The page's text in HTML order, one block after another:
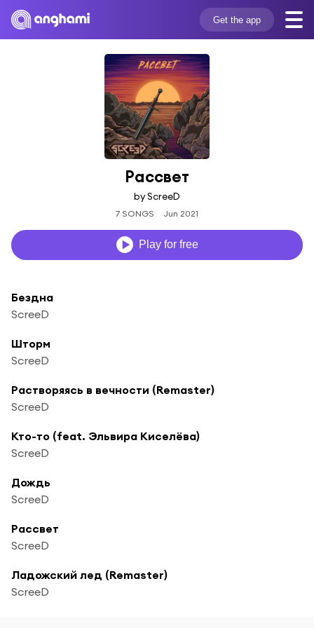
Get the app
Рассвет
by ScreeD
7 SONGS Jun 2021
Play for free
Бездна
ScreeD
Шторм
ScreeD
Растворяясь в вечности (Remaster)
ScreeD
Кто-то (feat. Эльвира Киселёва)
ScreeD
Дождь
ScreeD
Рассвет
ScreeD
Ладожский лед (Remaster)
ScreeD